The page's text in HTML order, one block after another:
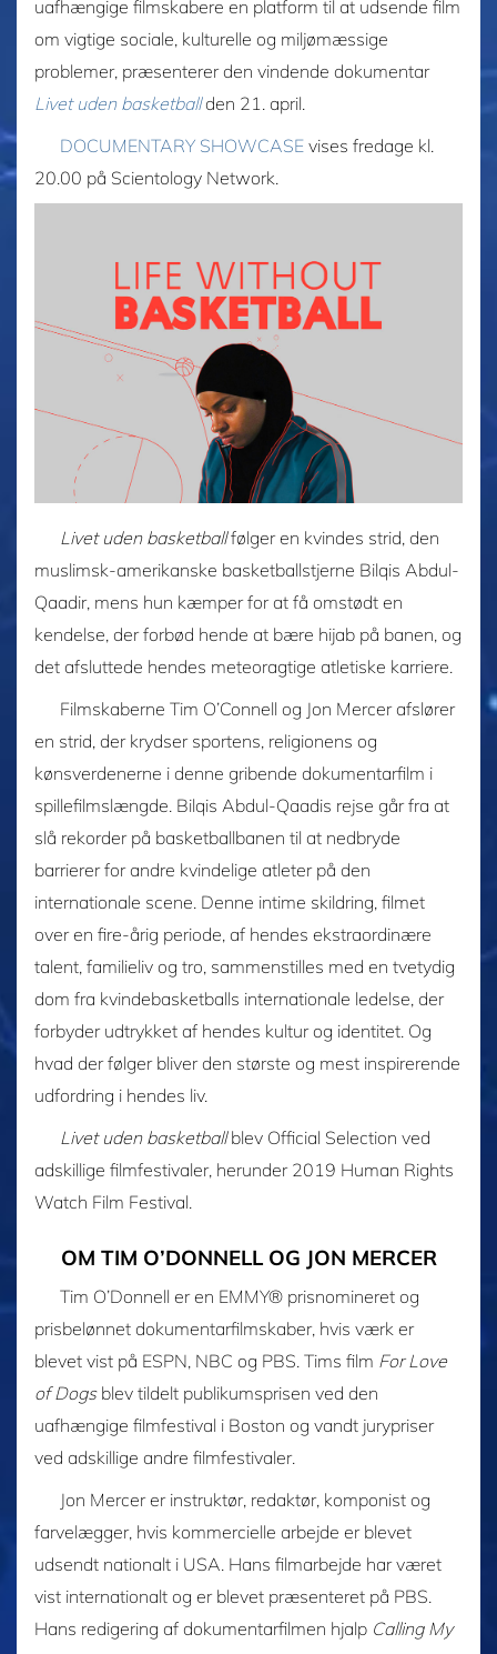
uafhængige filmskabere en platform til at udsende film
om vigtige sociale, kulturelle og miljømæssige
problemer, præsenterer den vindende dokumentar
Livet uden basketballden 21. april.
DOCUMENTARY SHOWCASE vises fredage kl.
20.00 på Scientology Network.
Livet uden basketballfølger en kvindes strid, den
muslimsk-amerikanske basketballstjerne Bilqis Abdul-
Qaadir, mens hun kæmper for at få omstødt en
kendelse, der forbød hende at bære hijab på banen, og
det afsluttede hendes meteoragtige atletiske karriere.
Filmskaberne Tim O’Connell og Jon Mercer afslører
en strid, der krydser sportens, religionens og
kønsverdenerne i denne gribende dokumentarfilm i
spillefilmslængde. Bilqis Abdul-Qaadis rejse går fra at
slå rekorder på basketballbanen til at nedbryde
barrierer for andre kvindelige atleter på den
internationale scene. Denne intime skildring, filmet
over en fire-årig periode, af hendes ekstraordinære
talent, familieliv og tro, sammenstilles med en tvetydig
dom fra kvindebasketballs internationale ledelse, der
forbyder udtrykket af hendes kultur og identitet. Og
hvad der følger bliver den største og mest inspirerende
udfordring i hendes liv.
Livet uden basketballblev Official Selection ved
adskillige filmfestivaler, herunder 2019 Human Rights
Watch Film Festival.
OM TIM O’DONNELL OG JON MERCER
Tim O’Donnell er en EMMY® prisnomineret og
prisbelønnet dokumentarfilmskaber, hvis værk er
blevet vist på ESPN, NBC og PBS. Tims film For Love
of Dogsblev tildelt publikumsprisen ved den
uafhængige filmfestival i Boston og vandt jurypriser
ved adskillige andre filmfestivaler.
Jon Mercer er instruktør, redaktør, komponist og
farvelægger, hvis kommercielle arbejde er blevet
udsendt nationalt i USA. Hans filmarbejde har været
vist internationalt og er blevet præsenteret på PBS.
Hans redigering af dokumentarfilmen hjalp Calling My